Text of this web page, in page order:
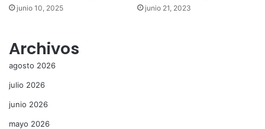
junio 10, 2025 junio 21, 2023
Archivos
agosto 2026
julio 2026
junio 2026
mayo 2026